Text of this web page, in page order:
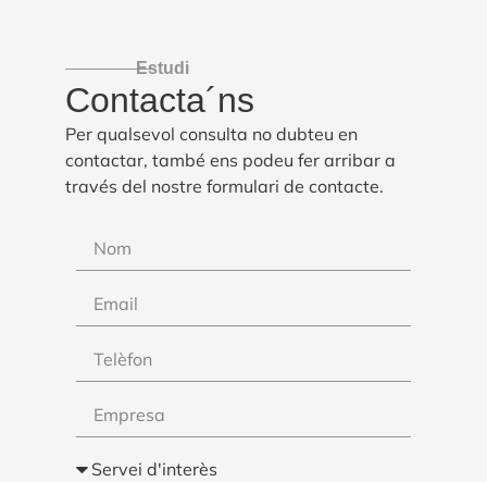
Estudi
Contacta´ns
Per qualsevol consulta no dubteu en
contactar, també ens podeu fer arribar a
través del nostre formulari de contacte.